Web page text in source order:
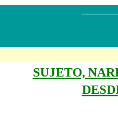
SUJETO,